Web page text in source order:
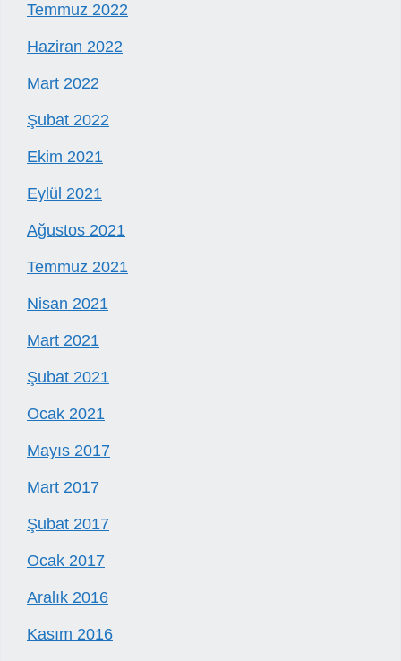
Temmuz 2022
Haziran 2022
Mart 2022
Şubat 2022
Ekim 2021
Eylül 2021
Ağustos 2021
Temmuz 2021
Nisan 2021
Mart 2021
Şubat 2021
Ocak 2021
Mayıs 2017
Mart 2017
Şubat 2017
Ocak 2017
Aralık 2016
Kasım 2016